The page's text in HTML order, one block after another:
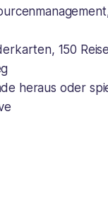
150
heraus oder